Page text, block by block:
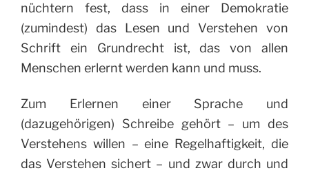
nüchtern fest, dass in einer Demokratie
(zumindest) das Lesen und Verstehen von
Schrift ein Grundrecht ist, das von allen
Menschen erlernt werden kann und muss.
Zum Erlernen einer Sprache und
(dazugehörigen) Schreibe gehört – um des
Verstehens willen – eine Regelhaftigkeit, die
das Verstehen sichert – und zwar durch und